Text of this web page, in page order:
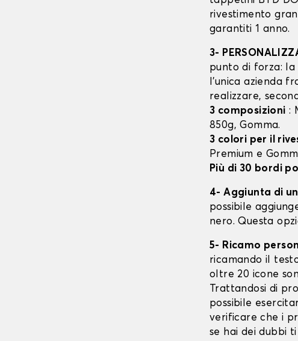
rivestimento
garantiti 1 anno.
3-
punto di forza: la
l’unica azienda
realizzare,
3 composizioni :
850g, Gomma.
3 colori per il
Premium e
Più di 30 bordi
4- Aggiunta di
possibile
nero. Questa
5- Ricamo
ricamando il
oltre 20 icone
Trattandosi di
possibile
verificare che i
se hai dei dubbi